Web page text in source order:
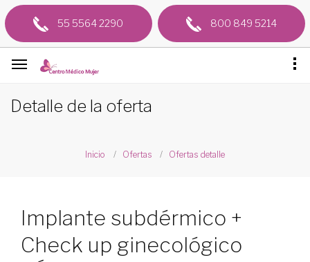
55 5564 2290 800 849 5214
Detalle de la oferta
Inicio Ofertas Ofertas detalle
Implante subdérmico +
Check up ginecológico